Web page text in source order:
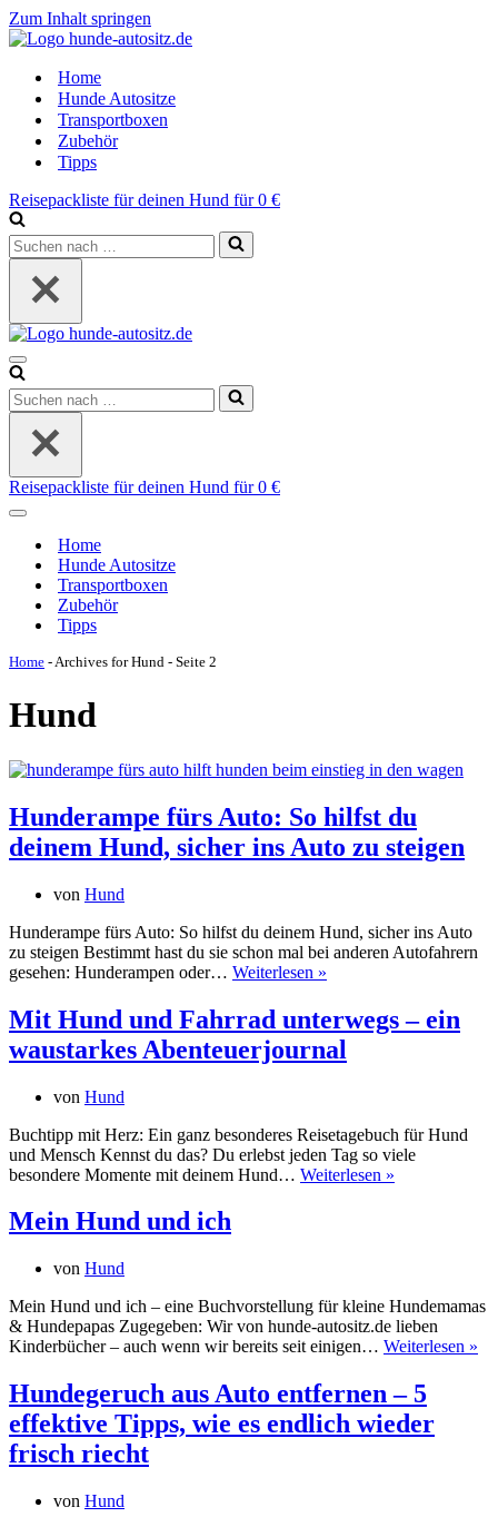
Zum Inhalt springen
Home
Hunde Autositze
Transportboxen
Zubehör
Tipps
Reisepackliste für deinen Hund für 0 €
Suchen
nach …
Navigations-
Menü
Suchen
nach …
Reisepackliste für deinen Hund für 0 €
Navigations-
Home
Hunde Autositze
Transportboxen
Zubehör
Tipps
Home -Archives for Hund - Seite 2
Hund
Hunderampe fürs Auto: So hilfst du
deinem Hund, sicher ins Auto zu steigen
von Hund
Hunderampe fürs Auto: So hilfst du deinem Hund, sicher ins Auto
zu steigen Bestimmt hast du sie schon mal bei anderen Autofahrern
gesehen: Hunderampen oder… Weiterlesen »
So
hilfst
sicher
ins
Auto
Mit Hund und Fahrrad unterwegs – ein
waustarkes Abenteuerjournal
von Hund
Buchtipp mit Herz: Ein ganz besonderes Reisetagebuch für Hund
und Mensch Kennst du das? Du erlebst jeden Tag so viele
besondere Momente mit deinem Hund… Weiterlesen »
waustarkes
Mein Hund und ich
von Hund
Mein Hund und ich – eine Buchvorstellung für kleine Hundemamas
& Hundepapas Zugegeben: Wir von hunde-autositz.de lieben
Kinderbücher – auch wenn wir bereits seit einigen… Weiterlesen »
Hundegeruch aus Auto entfernen – 5
effektive Tipps, wie es endlich wieder
frisch riecht
von Hund